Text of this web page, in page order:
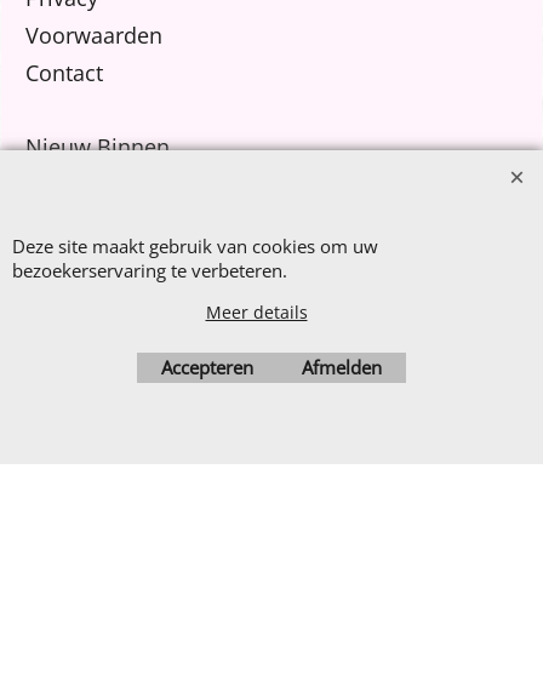
Voorwaarden
Contact
Nieuw Binnen
ShopFactory webwinkel
software.
Deze site maakt gebruik van cookies om uw
bezoekerservaring te verbeteren.
Meer details
Accepteren Afmelden